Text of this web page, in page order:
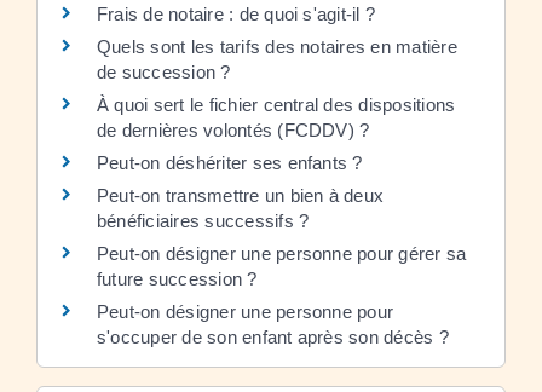
Frais de notaire : de quoi s'agit-il ?
Quels sont les tarifs des notaires en matière
de succession ?
À quoi sert le fichier central des dispositions
de dernières volontés (FCDDV) ?
Peut-on déshériter ses enfants ?
Peut-on transmettre un bien à deux
bénéficiaires successifs ?
Peut-on désigner une personne pour gérer sa
future succession ?
Peut-on désigner une personne pour
s'occuper de son enfant après son décès ?